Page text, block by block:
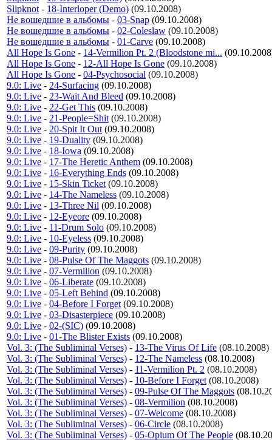
Slipknot - 18-Interloper (Demo) (09.10.2008)
Не вошедшие в альбомы - 03-Snap (09.10.2008)
Не вошедшие в альбомы - 02-Coleslaw (09.10.2008)
Не вошедшие в альбомы - 01-Carve (09.10.2008)
All Hope Is Gone - 14-Vermilion Pt. 2 (Bloodstone mi...
All Hope Is Gone - 12-All Hope Is Gone (09.10.2008)
All Hope Is Gone - 04-Psychosocial (09.10.2008)
9.0: Live - 24-Surfacing (09.10.2008)
9.0: Live - 23-Wait And Bleed (09.10.2008)
9.0: Live - 22-Get This (09.10.2008)
9.0: Live - 21-People=Shit (09.10.2008)
9.0: Live - 20-Spit It Out (09.10.2008)
9.0: Live - 19-Duality (09.10.2008)
9.0: Live - 18-Iowa (09.10.2008)
9.0: Live - 17-The Heretic Anthem (09.10.2008)
9.0: Live - 16-Everything Ends (09.10.2008)
9.0: Live - 15-Skin Ticket (09.10.2008)
9.0: Live - 14-The Nameless (09.10.2008)
9.0: Live - 13-Three Nil (09.10.2008)
9.0: Live - 12-Eyeore (09.10.2008)
9.0: Live - 11-Drum Solo (09.10.2008)
9.0: Live - 10-Eyeless (09.10.2008)
9.0: Live - 09-Purity (09.10.2008)
9.0: Live - 08-Pulse Of The Maggots (09.10.2008)
9.0: Live - 07-Vermilion (09.10.2008)
9.0: Live - 06-Liberate (09.10.2008)
9.0: Live - 05-Left Behind (09.10.2008)
9.0: Live - 04-Before I Forget (09.10.2008)
9.0: Live - 03-Disasterpiece (09.10.2008)
9.0: Live - 02-(SIC) (09.10.2008)
9.0: Live - 01-The Blister Exists (09.10.2008)
Vol. 3: (The Subliminal Verses) - 13-The Virus Of Life (08.10.2008)
Vol. 3: (The Subliminal Verses) - 12-The Nameless (08.10.2008)
Vol. 3: (The Subliminal Verses) - 11-Vermilion Pt. 2 (08.10.2008)
Vol. 3: (The Subliminal Verses) - 10-Before I Forget (08.10.2008)
Vol. 3: (The Subliminal Verses) - 09-Pulse Of The Maggots
Vol. 3: (The Subliminal Verses) - 08-Vermilion (08.10.2008)
Vol. 3: (The Subliminal Verses) - 07-Welcome (08.10.2008)
Vol. 3: (The Subliminal Verses) - 06-Circle (08.10.2008)
Vol. 3: (The Subliminal Verses) - 05-Opium Of The People